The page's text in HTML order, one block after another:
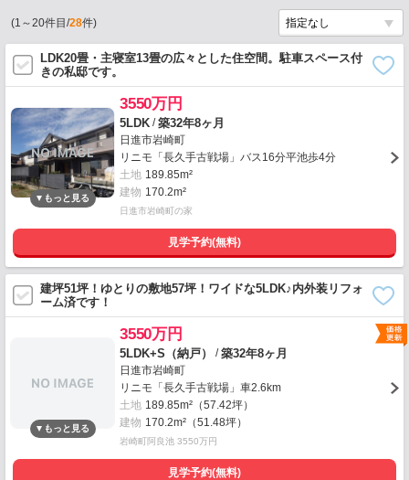
(1 ～20件目/28件)
LDK20畳・主寝室13畳の広々とした住空間。駐車スペース付
きの私邸です。
3550万円
5LDK /築32年8ヶ月
日進市岩崎町
リニモ「長久手古戦場」バス16分平池歩4分
土地 189.85m²
建物 170.2m²
日進市岩崎町の家
見学予約(無料)
建坪51坪！ゆとりの敷地57坪！ワイドな5LDK♪内外装リフォ
ーム済です！
3550万円
5LDK+S（納戸） /築32年8ヶ月
日進市岩崎町
リニモ「長久手古戦場」車2.6km
土地 189.85m²（57.42坪）
建物 170.2m²（51.48坪）
岩崎町阿良池 3550万円
見学予約(無料)